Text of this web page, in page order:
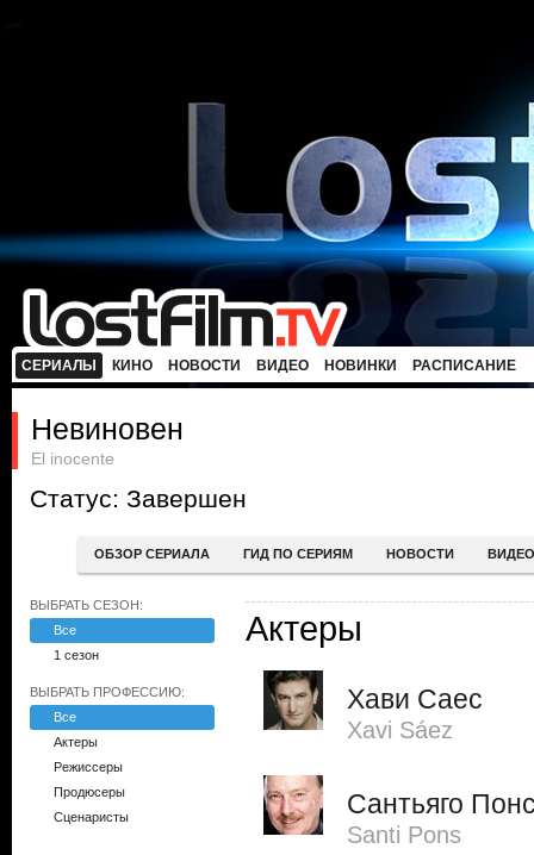
СЕРИАЛЫ КИНО НОВОСТИ ВИДЕО НОВИНКИ РАСПИСАНИЕ
Невиновен
El inocente
Статус: Завершен
ОБЗОР СЕРИАЛА ГИД ПО СЕРИЯМ НОВОСТИ ВИДЕО
ВЫБРАТЬ СЕЗОН:
Все
1 сезон
ВЫБРАТЬ ПРОФЕССИЮ:
Все
Актеры
Режиссеры
Продюсеры
Сценаристы
Актеры
Хави Саес
Xavi Sáez
Сантьяго
Santi Pons